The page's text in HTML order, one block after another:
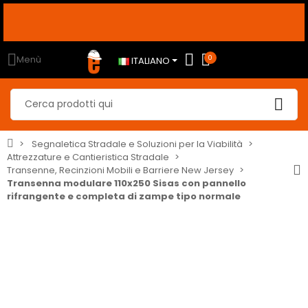
Menù ITALIANO 0
Segnaletica Stradale e Soluzioni per la Viabilità
Attrezzature e Cantieristica Stradale
Transenne, Recinzioni Mobili e Barriere New Jersey
Transenna modulare 110x250 Sisas con pannello
rifrangente e completa di zampe tipo normale